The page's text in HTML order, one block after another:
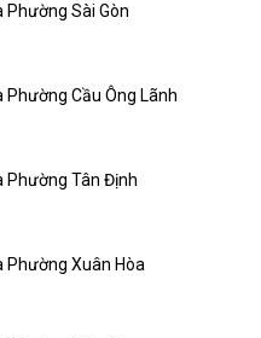
Sài Gòn
Cầu Ông Lãnh
Phường Tân Định
Phường Xuân Hòa